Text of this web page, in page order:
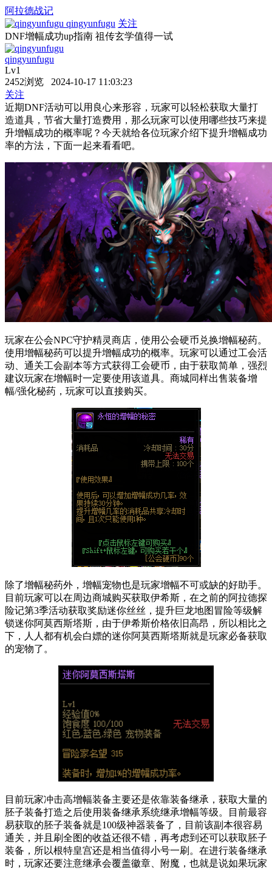
阿拉德战记
qingyunfugu 关注
DNF增幅成功up指南 祖传玄学值得一试
qingyunfugu
Lv1
2452浏览 2024-10-17 11:03:23
关注
近期DNF活动可以用良心来形容，玩家可以轻松获取大量打
造道具，节省大量打造费用，那么玩家可以使用哪些技巧来提
升增幅成功的概率呢？今天就给各位玩家介绍下提升增幅成功
率的方法，下面一起来看看吧。
玩家在公会NPC守护精灵商店，使用公会硬币兑换增幅秘药。
使用增幅秘药可以提升增幅成功的概率。玩家可以通过工会活
动、通关工会副本等方式获得工会硬币，由于获取简单，强烈
建议玩家在增幅时一定要使用该道具。商城同样出售装备增
幅/强化秘药，玩家可以直接购买。
除了增幅秘药外，增幅宠物也是玩家增幅不可或缺的好助手。
目前玩家可以在周边商城购买获取伊希斯，在之前的阿拉德探
险记第3季活动获取奖励迷你丝丝，提升巨龙地图冒险等级解
锁迷你阿莫西斯塔斯，由于伊希斯价格依旧高昂，所以相比之
下，人人都有机会白嫖的迷你阿莫西斯塔斯就是玩家必备获取
的宠物了。
目前玩家冲击高增幅装备主要还是依靠装备继承，获取大量的
胚子装备打造之后使用装备继承系统继承增幅等级。目前最容
易获取的胚子装备就是100级神器装备了，目前该副本很容易
通关，并且刷全图的收益还很不错，再考虑到还可以获取胚子
装备，所以根特皇宫还是相当值得小号一刷。在进行装备继承
时，玩家还要注意继承会覆盖徽章、附魔，也就是说如果玩家